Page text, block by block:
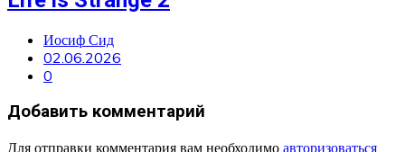
Иосиф Сид
02.06.2026
0
Добавить комментарий
Для отправки комментария вам необходимо авторизоваться